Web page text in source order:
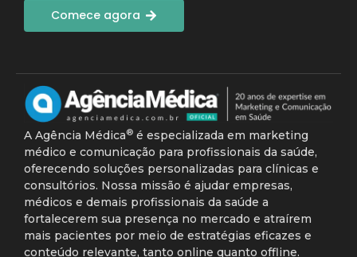
Comece agora
A Agência Médica® é especializada em marketing
médico e comunicação para profissionais da saúde,
oferecendo soluções personalizadas para clínicas e
consultórios. Nossa missão é ajudar empresas,
médicos e demais profissionais da saúde a
fortalecerem sua presença no mercado e atraírem
mais pacientes por meio de estratégias eficazes e
conteúdo relevante, tanto online quanto offline.